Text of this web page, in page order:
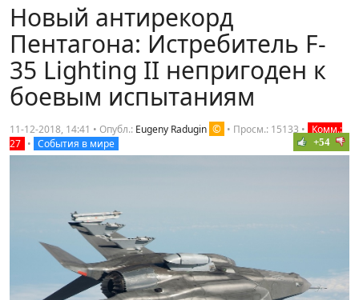
Новый антирекорд
Пентагона: Истребитель F-
35 Lighting II непригоден к
боевым испытаниям
11-12-2018, 14:41 • Опубл.: Eugeny Radugin © • Просм.: 15133 • Комм.:
27 • События в мире +54